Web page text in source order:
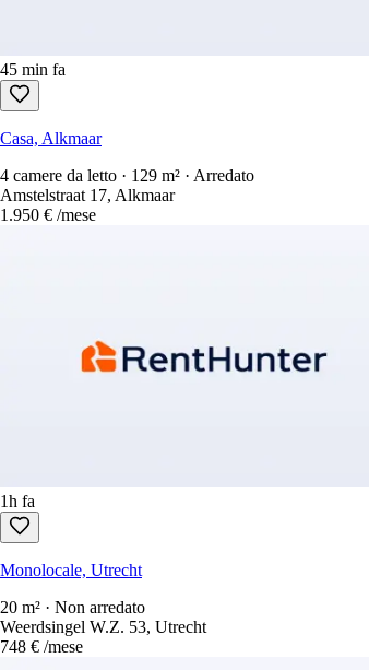
45 min fa
Casa, Alkmaar
4 camere da letto · 129 m² · Arredato
Amstelstraat 17, Alkmaar
1.950 € /mese
1h fa
Monolocale, Utrecht
20 m² · Non arredato
Weerdsingel W.Z. 53, Utrecht
748 € /mese